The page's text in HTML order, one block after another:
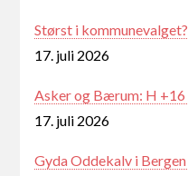
Størst i
17. juli 2026
Asker og Bærum: H +16
17. juli 2026
Gyda Oddekalv i